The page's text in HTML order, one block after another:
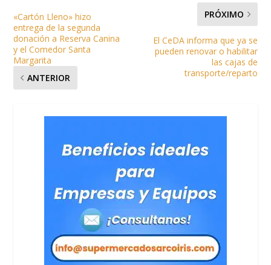
«Cartón Lleno» hizo
entrega de la segunda
donación a Reserva Canina
y el Comedor Santa
Margarita
ANTERIOR
PRÓXIMO
El CeDA informa que ya se
pueden renovar o habilitar
las cajas de
transporte/reparto